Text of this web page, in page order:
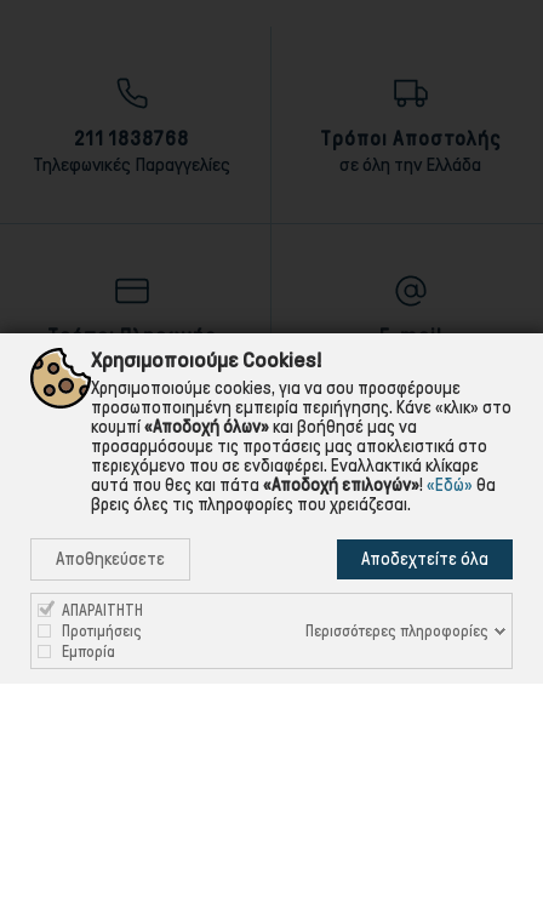
211 1838768
Τηλεφωνικές Παραγγελίες
Τρόποι Αποστολής
σε όλη την Ελλάδα
Τρόποι Πληρωμής
αντικαταβολή,κάρτα,τραπεζική
E-mail
Χρησιμοποιούμε Cookies!
Χρησιμοποιούμε cookies, για να σου προσφέρουμε
προσωποποιημένη εμπειρία περιήγησης. Κάνε «κλικ» στο
κουμπί«Αποδοχή όλων»και βοήθησέ μας να
προσαρμόσουμε τις προτάσεις μας αποκλειστικά στο
περιεχόμενο που σε ενδιαφέρει. Εναλλακτικά κλίκαρε
αυτά που θες και πάτα «Αποδοχή επιλογών»! «Εδώ» θα
βρεις όλες τις πληροφορίες που χρειάζεσαι.
Αποθηκεύσετε Αποδεχτείτε όλα
ΑΠΑΡΑΙΤΗΤΗ
Προτιμήσεις
Εμπορία
Περισσότερες πληροφορίες